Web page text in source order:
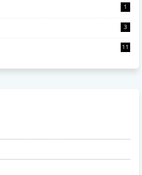
1
3
11